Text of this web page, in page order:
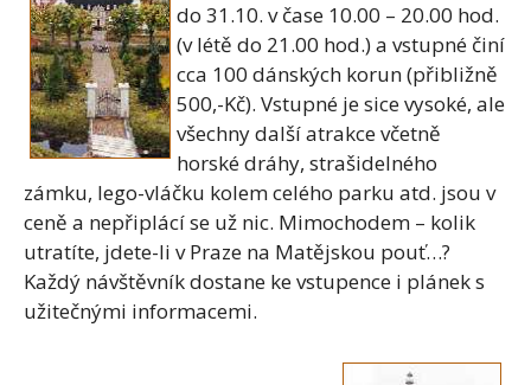
do 31.10. v čase 10.00 – 20.00 hod.
(v létě do 21.00 hod.) a vstupné činí
cca 100 dánských korun (přibližně
500,-Kč). Vstupné je sice vysoké, ale
všechny další atrakce včetně
horské dráhy, strašidelného
zámku, lego-vláčku kolem celého parku atd. jsou v
ceně a nepřiplácí se už nic. Mimochodem – kolik
utratíte, jdete-li v Praze na Matějskou pouť…?
Každý návštěvník dostane ke vstupence i plánek s
užitečnými informacemi.